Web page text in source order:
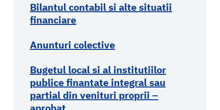
Bilantul contabil si alte situatii
financiare
Anunturi colective
Bugetul local si al institutiilor
publice finantate integral sau
partial din venituri proprii –